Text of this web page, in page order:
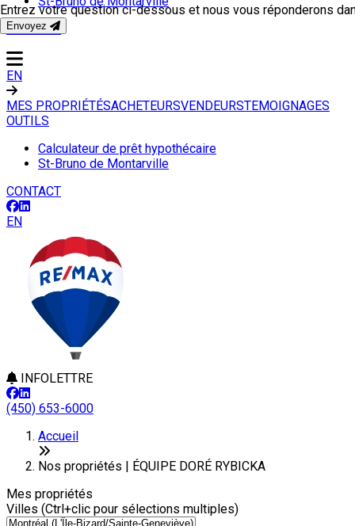
CONTACT
EN
MES PROPRIÉTÉSACHETEURSVENDEURSTEMOIGNAGES
OUTILS
Calculateur de prêt hypothécaire
St-Bruno de Montarville
CONTACT
EN
INFOLETTRE
(450) 653-6000
+
−
Accueil
Nos propriétés | ÉQUIPE DORÉ RYBICKA
Mes propriétés
Villes (Ctrl+clic pour sélections multiples)
Entrez votre question ci-dessous et nous vous réponderons
Envoyez